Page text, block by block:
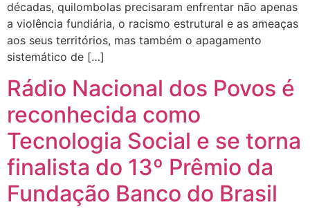
décadas, quilombolas precisaram enfrentar não apenas
a violência fundiária, o racismo estrutural e as ameaças
aos seus territórios, mas também o apagamento
sistemático de […]
Rádio Nacional dos Povos é
reconhecida como
Tecnologia Social e se torna
finalista do 13º Prêmio da
Fundação Banco do Brasil